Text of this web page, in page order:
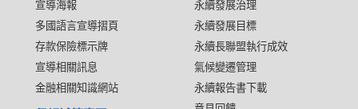
宣導海報
多國語言宣導摺頁
存款保險標示牌
宣導相關訊息
金融相關知識網站
永續發展治理
永續發展目標
永續長聯盟執行成效
氣候變遷管理
永續報告書下載